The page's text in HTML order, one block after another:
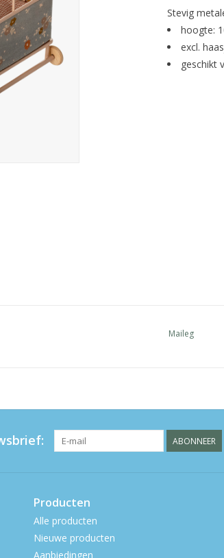
Stevig
hoogte:
excl.
geschikt
Maileg
ABONNEER
Producten
Alle producten
Nieuwe producten
Aanbiedingen